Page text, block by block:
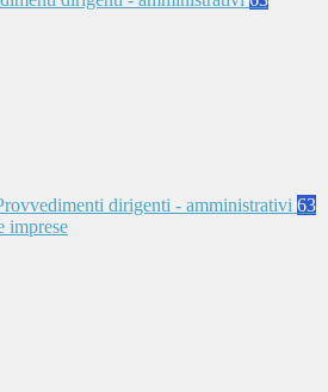
dirigenti - amministrativi 63
imprese